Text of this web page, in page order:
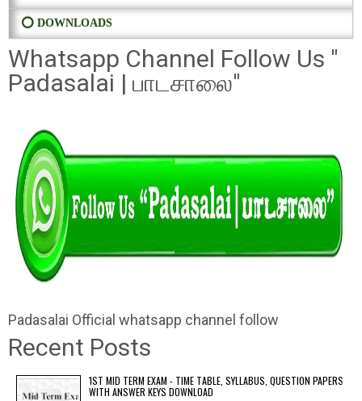
⭕ DOWNLOADS
Whatsapp Channel Follow Us "
Padasalai | பாடசாலை"
Padasalai Official whatsapp channel follow
Recent Posts
1ST MID TERM EXAM - TIME TABLE, SYLLABUS, QUESTION PAPERS
WITH ANSWER KEYS DOWNLOAD